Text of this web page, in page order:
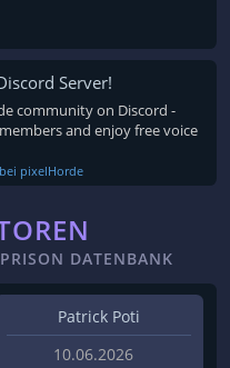
Server!
community on Discord -
and enjoy free voice
pixelHorde
DATENBANK
Patrick Poti
10.06.2026